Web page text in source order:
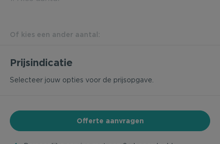
Of kies een ander aantal:
Prijsindicatie
Selecteer jouw opties voor de prijsopgave.
Offerte aanvragen